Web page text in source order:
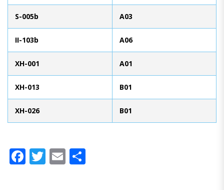
S-005b A03
II-103b A06
XH-001 A01
XH-013 B01
XH-026 B01
Facebook
Twitter
Email